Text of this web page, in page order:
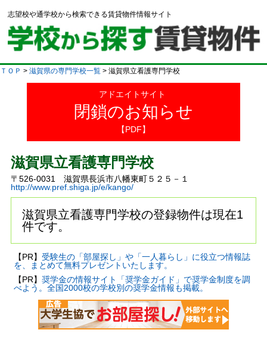
志望校や通学校から検索できる賃貸物件情報サイト
ＴＯＰ > 滋賀県の専門学校一覧 > 滋賀県立看護専門学校
アドエイトサイト
閉鎖のお知らせ
【PDF】
滋賀県立看護専門学校
〒526-0031 滋賀県長浜市八幡東町５２５－１
http://www.pref.shiga.jp/e/kango/
滋賀県立看護専門学校の登録物件は現在1
件です。
【PR】 受験生の「部屋探し」や「一人暮らし」に役立つ情報誌
を、まとめて無料プレゼントいたします。
【PR】 奨学金の情報サイト「奨学金ガイド」で奨学金制度を調
べよう。全国2000校の学校別の奨学金情報も掲載。